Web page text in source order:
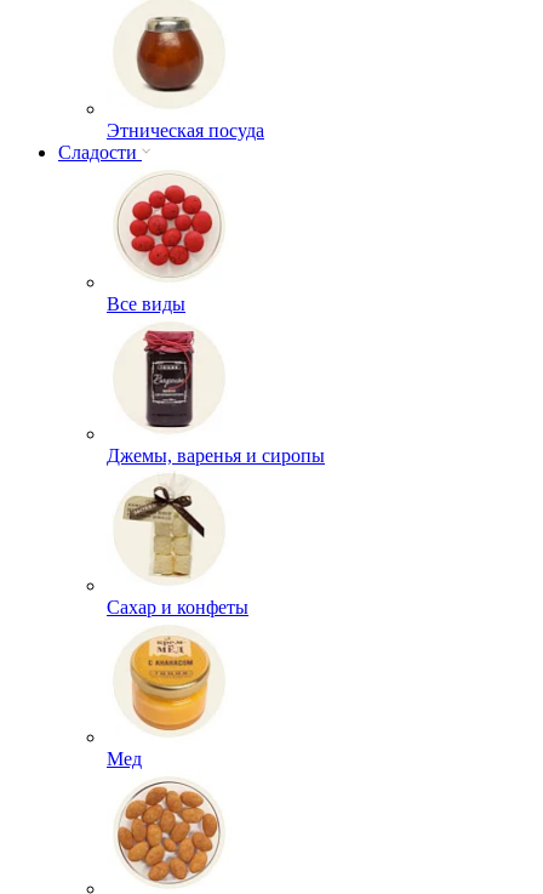
Этническая посуда
Сладости
Все виды
Джемы, варенья и сиропы
Сахар и конфеты
Мед